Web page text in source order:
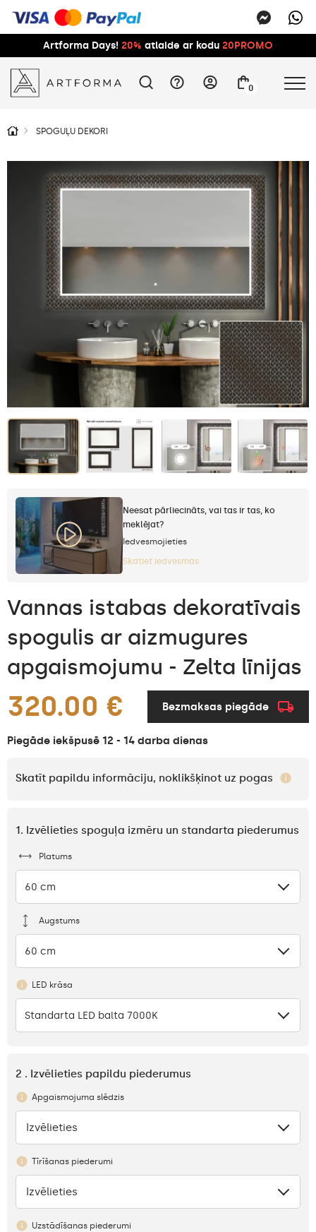
Artforma Days! 20% atlaide ar kodu 20PROMO
0
SPOGUĻU DEKORI
Neesat pārliecināts, vai tas ir tas, ko
meklējat?
Iedvesmojieties
Skatiet iedvesmas
Vannas istabas dekoratīvais
spogulis ar aizmugures
apgaismojumu - Zelta līnijas
320.00 € Bezmaksas piegāde
Piegāde iekšpusē 12 - 14 darba dienas
Skatīt papildu informāciju, noklikšķinot uz pogas
1. Izvēlieties spoguļa izmēru un standarta piederumus
Platums
60 cm
Augstums
60 cm
LED krāsa
Standarta LED balta 7000K
2 . Izvēlieties papildu piederumus
Apgaismojuma slēdzis
Nav
Izvēlieties
Tīrīšanas piederumi
Nav
Izvēlieties
Uzstādīšanas piederumi